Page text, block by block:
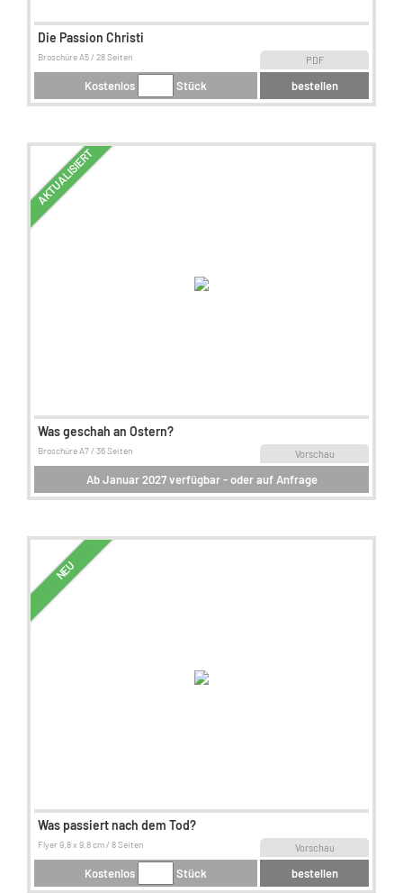
Die Passion Christi
PDF
Broschüre A5 / 28 Seiten
Kostenlos Stück bestellen
AKTUALISIERT
Was geschah an Ostern?
Vorschau
Broschüre A7 / 36 Seiten
Ab Januar 2027 verfügbar - oder auf Anfrage
NEU
Was passiert nach dem Tod?
Vorschau
Flyer 9,8 x 9,8 cm / 8 Seiten
Kostenlos Stück bestellen